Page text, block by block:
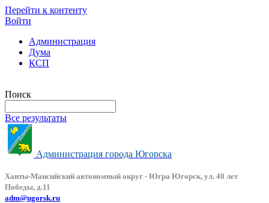
Перейти к контенту
Войти
Администрация
Дума
КСП
Поиск
Все результаты
Администрация города Югорска
Ханты-Мансийский автономный округ - Югра Югорск, ул. 40 лет
Победы, д.11
adm@ugorsk.ru